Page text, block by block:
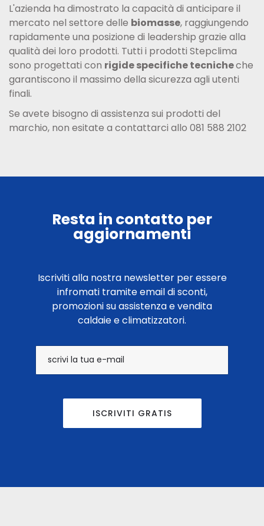
L'azienda ha dimostrato la capacità di anticipare il
mercato nel settore delle biomasse, raggiungendo
rapidamente una posizione di leadership grazie alla
qualità dei loro prodotti. Tutti i prodotti Stepclima
sono progettati con rigide specifiche tecnicheche
garantiscono il massimo della sicurezza agli utenti
finali.
Se avete bisogno di assistenza sui prodotti del
marchio, non esitate a contattarci allo 081 588 2102
Resta in contatto per
aggiornamenti
Iscriviti alla nostra newsletter per essere
infromati tramite email di sconti,
promozioni su assistenza e vendita
caldaie e climatizzatori.